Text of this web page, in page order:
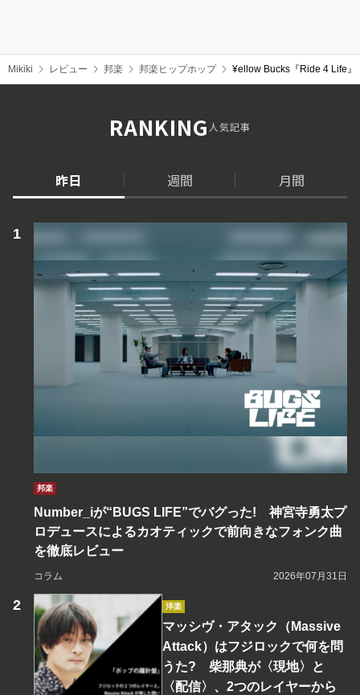
Mikiki レビュー 邦楽 邦楽ヒップホップ ¥ellow Bucks『Ride 4 Life』
RANKING人気記事
昨日 週間 月間
邦楽
Number_iが“BUGS LIFE”でバグった! 神宮寺勇太プ
ロデュースによるカオティックで前向きなフォンク曲
を徹底レビュー
コラム 2026年07月31日
洋楽
マッシヴ・アタック（Massive
Attack）はフジロックで何を問
うた? 柴那典が〈現地〉と
〈配信〉、2つのレイヤーから